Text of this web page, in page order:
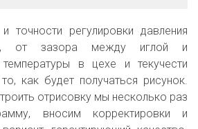
точности регулировки давления
от зазора между иглой и
в цехе и текучести
как будет получаться рисунок.
отрисовку мы несколько раз
вносим корректировки и